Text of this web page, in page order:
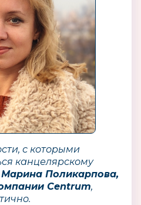
с которыми
канцелярскому
Марина Поликарпова,
Centrum,